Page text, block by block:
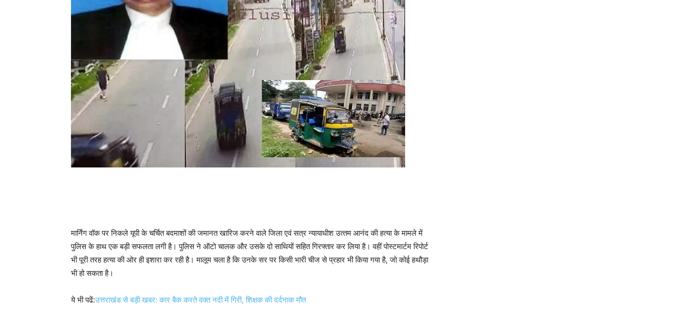
मार्निंग वॉक पर निकले यूपी के चर्चित बदमाशों की जमानत खारिज करने वाले ज‍िला एवं सत्र न्‍यायाधीश उत्‍तम आनंद की हत्या के मामले में
पुलिस के हाथ एक बड़ी सफलता लगी है। पुलिस ने ऑटो चालक और उसके दो साथियों सहित गिरफ्तार कर लिया है। वहीं पोस्टमार्टम रिपोर्ट
भी पूरी तरह हत्या की ओर ही इशारा कर रही है। मालूम चला है कि उनके सर पर किसी भारी चीज से प्रहार भी किया गया है, जो कोई हथौड़ा
भी हो सकता है।
ये भी पढें:उत्तराखंड से बड़ी खबर: कार बैक करते वक्त नदी में गिरी, शिक्षक की दर्दनाक मौत